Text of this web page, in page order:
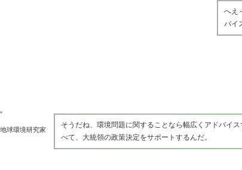
へえ
バイ
地球環境研究家
そうだね、環境問題に関することなら幅広くアドバイ
べて、大統領の政策決定をサポートするんだ。